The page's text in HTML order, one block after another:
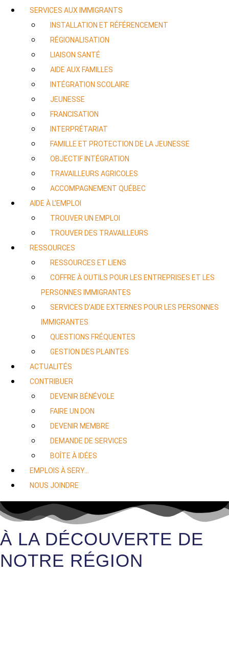
SERVICES AUX IMMIGRANTS
INSTALLATION ET RÉFÉRENCEMENT
RÉGIONALISATION
LIAISON SANTÉ
AIDE AUX FAMILLES
INTÉGRATION SCOLAIRE
JEUNESSE
FRANCISATION
INTERPRÉTARIAT
FAMILLE ET PROTECTION DE LA JEUNESSE
OBJECTIF INTÉGRATION
TRAVAILLEURS AGRICOLES
ACCOMPAGNEMENT QUÉBEC
AIDE À L’EMPLOI
TROUVER UN EMPLOI
TROUVER DES TRAVAILLEURS
RESSOURCES
RESSOURCES ET LIENS
COFFRE À OUTILS POUR LES ENTREPRISES ET LES
PERSONNES IMMIGRANTES
SERVICES D’AIDE EXTERNES POUR LES PERSONNES
IMMIGRANTES
QUESTIONS FRÉQUENTES
GESTION DES PLAINTES
ACTUALITÉS
CONTRIBUER
DEVENIR BÉNÉVOLE
FAIRE UN DON
DEVENIR MEMBRE
DEMANDE DE SERVICES
BOÎTE À IDÉES
EMPLOIS À SERY…
NOUS JOINDRE
À LA DÉCOUVERTE DE
NOTRE RÉGION